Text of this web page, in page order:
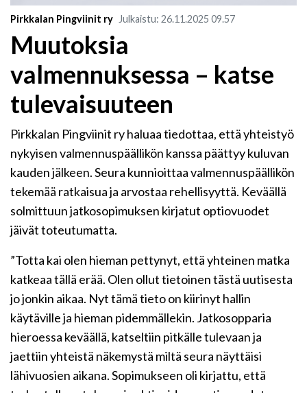
Pirkkalan Pingviinit ry Julkaistu: 26.11.2025 09.57
M​uutoksia
valmennuksessa – katse
tulevaisuuteen
Pirkkalan Pingviinit ry haluaa tiedottaa, että yhteistyö
nykyisen valmennuspäällikön kanssa päättyy kuluvan
kauden jälkeen. Seura kunnioittaa valmennuspäällikön
tekemää ratkaisua ja arvostaa rehellisyyttä. Keväällä
solmittuun jatkosopimuksen kirjatut optiovuodet
jäivät toteutumatta.
”Totta kai olen hieman pettynyt, että yhteinen matka
katkeaa tällä erää. Olen ollut tietoinen tästä uutisesta
jo jonkin aikaa. Nyt tämä tieto on kiirinyt hallin
käytäville ja hieman pidemmällekin. Jatkosopparia
hieroessa keväällä, katseltiin pitkälle tulevaan ja
jaettiin yhteistä näkemystä miltä seura näyttäisi
lähivuosien aikana. Sopimukseen oli kirjattu, että